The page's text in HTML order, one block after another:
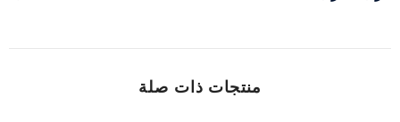
منتجات ذات صلة